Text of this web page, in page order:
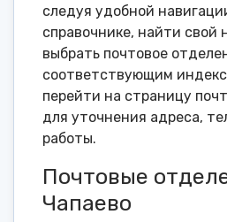
следуя удобной
справочнике, найти свой
выбрать почтовое
соответствующим
перейти на страницу
для уточнения адреса,
работы.
Почтовые
Чапаево